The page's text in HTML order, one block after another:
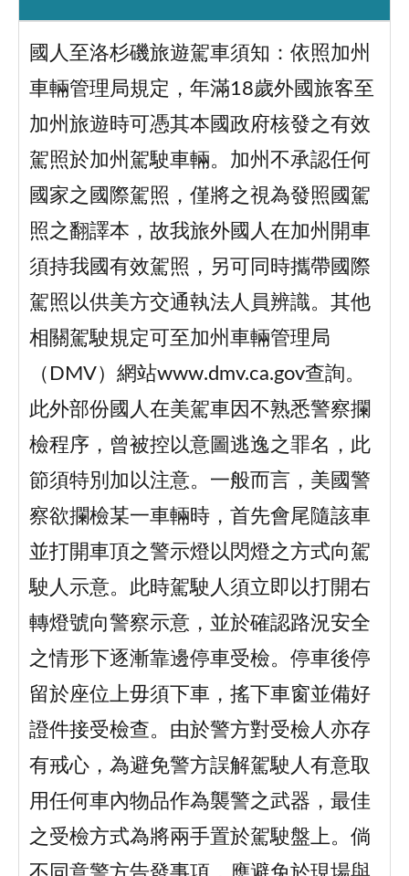
國人至洛杉磯旅遊駕車須知：依照加州
車輛管理局規定，年滿18歲外國旅客至
加州旅遊時可憑其本國政府核發之有效
駕照於加州駕駛車輛。加州不承認任何
國家之國際駕照，僅將之視為發照國駕
照之翻譯本，故我旅外國人在加州開車
須持我國有效駕照，另可同時攜帶國際
駕照以供美方交通執法人員辨識。其他
相關駕駛規定可至加州車輛管理局
（DMV）網站www.dmv.ca.gov查詢。
此外部份國人在美駕車因不熟悉警察攔
檢程序，曾被控以意圖逃逸之罪名，此
節須特別加以注意。一般而言，美國警
察欲攔檢某一車輛時，首先會尾隨該車
並打開車頂之警示燈以閃燈之方式向駕
駛人示意。此時駕駛人須立即以打開右
轉燈號向警察示意，並於確認路況安全
之情形下逐漸靠邊停車受檢。停車後停
留於座位上毋須下車，搖下車窗並備好
證件接受檢查。由於警方對受檢人亦存
有戒心，為避免警方誤解駕駛人有意取
用任何車內物品作為襲警之武器，最佳
之受檢方式為將兩手置於駕駛盤上。倘